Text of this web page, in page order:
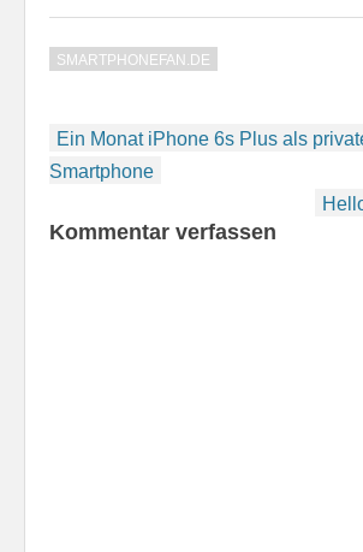
SMARTPHONEFAN.DE
Beitragsnavigation
Ein Monat iPhone 6s Plus als
Smartphone
Kommentar verfassen